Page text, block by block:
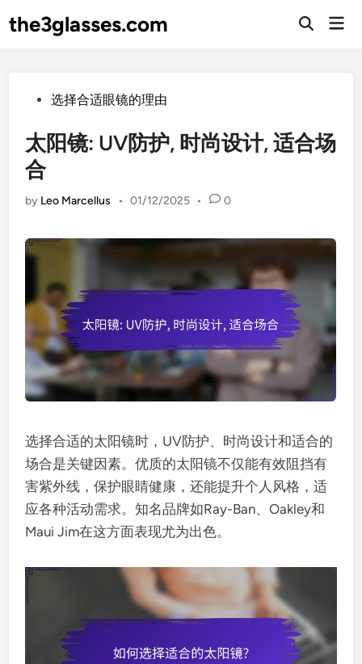
tothe3glasses.com
Open
Posted选择合适眼镜的理由
太阳镜: UV防护, 时尚设计, 适合场
合
by Leo Marcellus • 01/12/2025 • 0
选择合适的太阳镜时，UV防护、时尚设计和适合的
场合是关键因素。优质的太阳镜不仅能有效阻挡有
害紫外线，保护眼睛健康，还能提升个人风格，适
应各种活动需求。知名品牌如Ray-Ban、Oakley和
Maui Jim在这方面表现尤为出色。